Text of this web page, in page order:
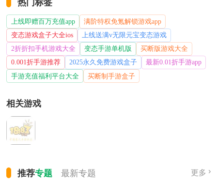
热门标签
上线即赠百万充值app
满阶特权免氪解锁游戏app
变态游戏盒子大全ios
上线送满v无限元宝变态游戏
2折折扣手机游戏大全
变态手游单机版
买断版游戏大全
0.001折手游推荐
2025永久免费游戏盒子
最新0.01折手游app
手游充值福利平台大全
买断制手游盒子
相关游戏
推荐专题 最新专题 更多